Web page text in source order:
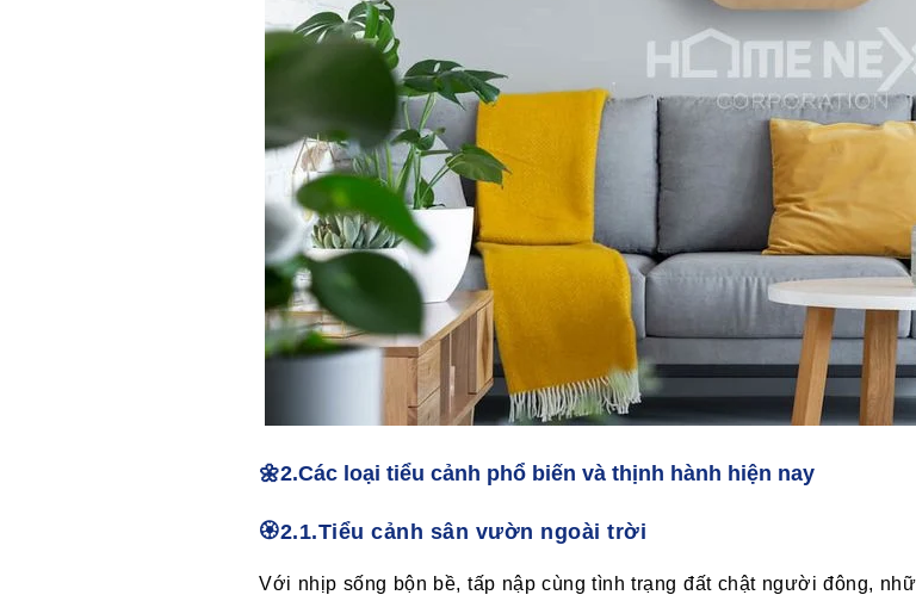
🌼2.Các loại tiểu cảnh phổ biến và thịnh hành hiện nay
🏵️2.1.Tiểu cảnh sân vườn ngoài trời
Với nhịp sống bộn bề, tấp nập cùng tình trạng đất chật người đông,